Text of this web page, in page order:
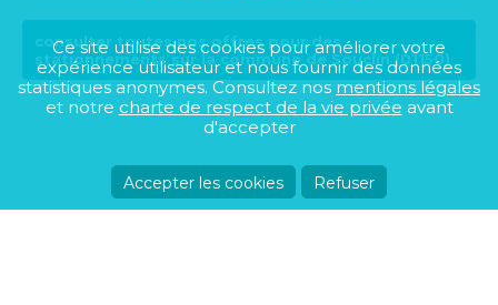
consulter toutes nos offres pour des
stationnements sur la commune de Souclin (01150)
Ce site utilise des cookies pour améliorer votre
expérience utilisateur et nous fournir des données
statistiques anonymes. Consultez nosmentions légales
et notre charte de respect de la vie privée avant
d'accepter
Accepter les cookies Refuser